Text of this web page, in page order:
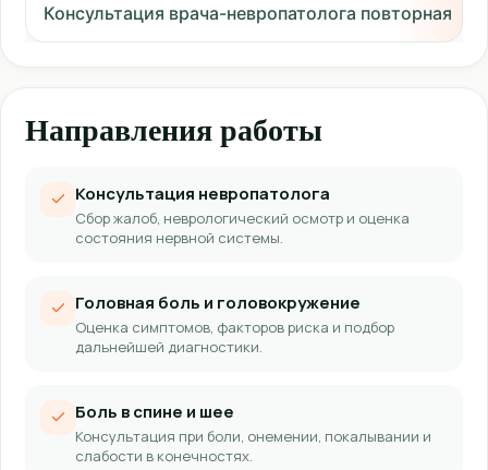
Консультация врача-невропатолога повторная
Направления работы
Консультация невропатолога
Сбор жалоб, неврологический осмотр и оценка
состояния нервной системы.
Головная боль и головокружение
Оценка симптомов, факторов риска и подбор
дальнейшей диагностики.
Боль в спине и шее
Консультация при боли, онемении, покалывании и
слабости в конечностях.